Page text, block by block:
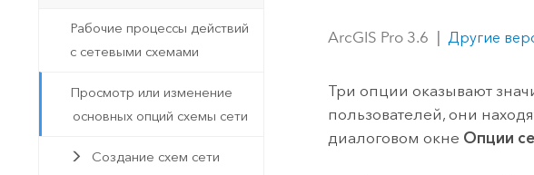
ГИС и картографии
Создание картографических
приложений и приложений
Природные ресурсы
Все отрасли
Рабочие процессы действий
с сетевыми схемами
Просмотр или изменение
основных опций схемы сети
Создание схем сети
ArcGIS Pro 3.6 Другие
Три опции оказывают
пользователей, они
диалоговом окне Опции